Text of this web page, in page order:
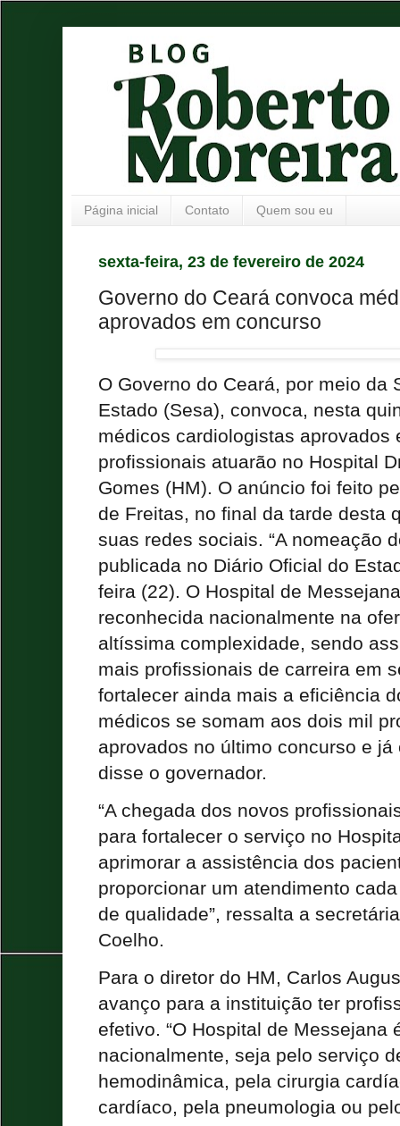
Página inicial Contato Quem sou eu
sexta-feira, 23 de fevereiro de 2024
Governo do Ceará convoca
aprovados em concurso
O Governo do Ceará, por meio da
Estado (Sesa), convoca, nesta
médicos cardiologistas aprovados
profissionais atuarão no Hospital
Gomes (HM). O anúncio foi feito
de Freitas, no final da tarde desta
suas redes sociais. “A nomeação
publicada no Diário Oficial do
feira (22). O Hospital de
reconhecida nacionalmente na
altíssima complexidade, sendo
mais profissionais de carreira em
fortalecer ainda mais a eficiência
médicos se somam aos dois mil
aprovados no último concurso e já
disse o governador.
“A chegada dos novos
para fortalecer o serviço no
aprimorar a assistência dos
proporcionar um atendimento
de qualidade”, ressalta a
Coelho.
Para o diretor do HM, Carlos
avanço para a instituição ter
efetivo. “O Hospital de Messejana
nacionalmente, seja pelo serviço
hemodinâmica, pela cirurgia
cardíaco, pela pneumologia ou